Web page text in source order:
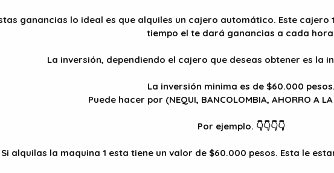
ganancias lo ideal es que alquiles un cajero automático. Este
tiempo el te dará ganancias a cada
La inversión, dependiendo el cajero que deseas obtener es la
La inversión minima es de $60.000
Puede hacer por (NEQUI, BANCOLOMBIA, AHORRO A
Por ejemplo. 👇👇👇👇
alquilas la maquina 1 esta tiene un valor de $60.000 pesos. Esta le